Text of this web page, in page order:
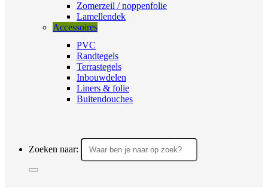
Zomerzeil / noppenfolie
Lamellendek
Accessoires
PVC
Randtegels
Terrastegels
Inbouwdelen
Liners & folie
Buitendouches
Zoeken naar: